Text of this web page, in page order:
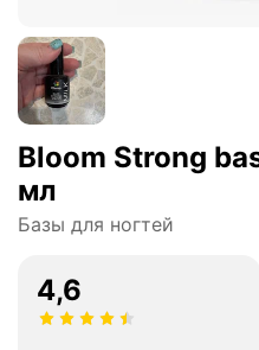
Bloom Strong
мл
Базы для ногтей
4,6